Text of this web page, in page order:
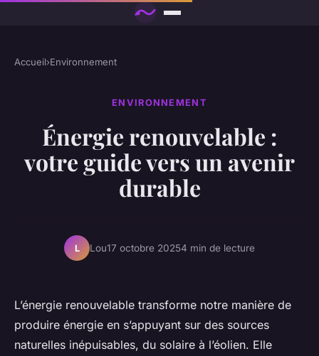
Accueil›Environnement
ENVIRONNEMENT
Énergie renouvelable :
votre guide vers un avenir
durable
L Lou17 octobre 20254 min de lecture
L’énergie renouvelable transforme notre manière de
produire énergie en s’appuyant sur des sources
naturelles inépuisables, du solaire à l’éolien. Elle